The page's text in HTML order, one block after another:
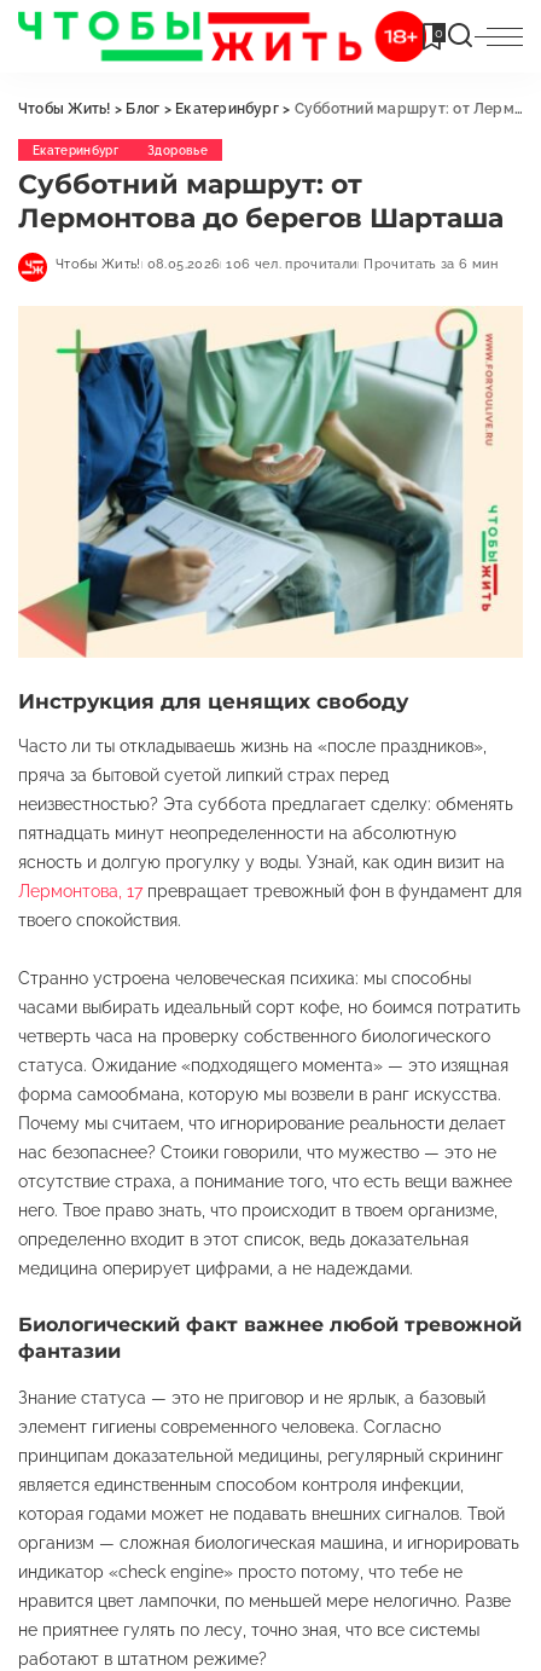
0
Чтобы Жить! > Блог > Екатеринбург> Субботний маршрут: от Лермонтова до берегов Шарташа
Екатеринбург Здоровье
Субботний маршрут: от
Лермонтова до берегов Шарташа
Чтобы Жить! 08.05.2026 106 чел. прочитали Прочитать за 6 мин
Инструкция для ценящих свободу
Часто ли ты откладываешь жизнь на «после праздников»,
пряча за бытовой суетой липкий страх перед
неизвестностью? Эта суббота предлагает сделку: обменять
пятнадцать минут неопределенности на абсолютную
ясность и долгую прогулку у воды. Узнай, как один визит на
Лермонтова, 17превращает тревожный фон в фундамент для
твоего спокойствия.
Странно устроена человеческая психика: мы способны
часами выбирать идеальный сорт кофе, но боимся потратить
четверть часа на проверку собственного биологического
статуса. Ожидание «подходящего момента» — это изящная
форма самообмана, которую мы возвели в ранг искусства.
Почему мы считаем, что игнорирование реальности делает
нас безопаснее? Стоики говорили, что мужество — это не
отсутствие страха, а понимание того, что есть вещи важнее
него. Твое право знать, что происходит в твоем организме,
определенно входит в этот список, ведь доказательная
медицина оперирует цифрами, а не надеждами.
Биологический факт важнее любой тревожной
фантазии
Знание статуса — это не приговор и не ярлык, а базовый
элемент гигиены современного человека. Согласно
принципам доказательной медицины, регулярный скрининг
является единственным способом контроля инфекции,
которая годами может не подавать внешних сигналов. Твой
организм — сложная биологическая машина, и игнорировать
индикатор «check engine» просто потому, что тебе не
нравится цвет лампочки, по меньшей мере нелогично. Разве
не приятнее гулять по лесу, точно зная, что все системы
работают в штатном режиме?